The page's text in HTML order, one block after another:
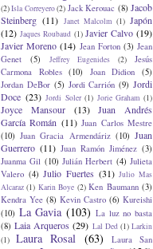
(2)Isla Correyero(2) Jack Kerouac (8) Jacob
Steinberg (11) Janet Malcolm (1) Japón
(12) Jaques Roubaud (1) Javier Calvo (19)
Javier Moreno (14) Jean Forton (3) Jean
Genet
(5) Jeffrey Eugenides (2)
Jesús
Carmona Robles
(10) Joan Didion
(5)
Jordan DeBor (5) Jordi Carrión (9) Jordi
Doce (23) Jordi Soler (1) Jorie Graham (1)
Joyce Mansour (13)
Juan Andrés
García Román (11) Juan Carlos Mestre
(10) Juan Gracia Armendáriz (10) Juan
Guerrero (11) Juan Ramón Jiménez (3)
Juanma Gil (10) Julián Herbert (4) Julieta
Valero (4) Julio Fuertes (31) Julio Mas
Alcaraz (1) Karin Boye (2) Ken Baumann (3)
Kendra Yee (8) Kevin Castro (6) Kureishi
(10) La Gavia (103) La luz no basta
(8) Laia Arqueros (29) Lal Ded (1) Larkin
(1)
Laura Rosal (63)
Laura San